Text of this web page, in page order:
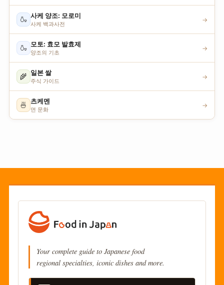
🍶 사케 양조: 모로미
사케 백과사전
→
🍶 모토: 효모 발효제
양조의 기초
→
🌾 일본 쌀
주식 가이드
→
🍜 츠케멘
면 문화
→
Your complete guide to Japanese food
regional specialties, iconic dishes and more.